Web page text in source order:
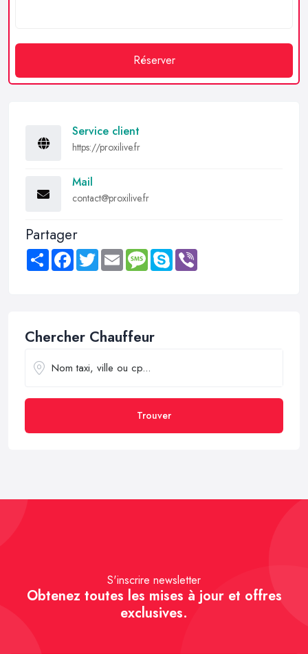
Réserver
Service client
https://proxilive.fr
Mail
contact@proxilive.fr
Partager
Share FacebookTwitter Email MessageSkype
Chercher Chauffeur
Trouver
S'inscrire newsletter
Obtenez toutes les mises à jour et offres
exclusives.